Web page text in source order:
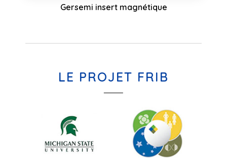
Gersemi insert magnétique
LE PROJET FRIB